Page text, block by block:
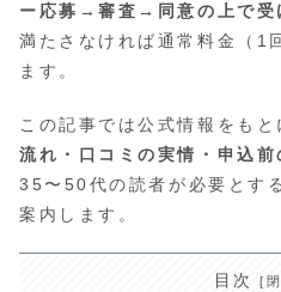
ー応募→審査→同意の上で受
満たさなければ通常料金（
ます。
この記事では公式情報をもと
流れ・口コミの実情・申込前
35〜50代の読者が必要とす
案内します。
目次